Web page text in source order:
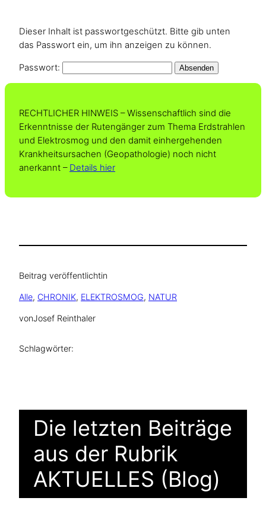
Dieser Inhalt ist passwortgeschützt. Bitte gib unten
das Passwort ein, um ihn anzeigen zu können.
Passwort:
RECHTLICHER HINWEIS – Wissenschaftlich sind die
Erkenntnisse der Rutengänger zum Thema Erdstrahlen
und Elektrosmog und den damit einhergehenden
Krankheitsursachen (Geopathologie) noch nicht
anerkannt – Details hier
Beitrag veröffentlichtin
Alle, CHRONIK, ELEKTROSMOG, NATUR
vonJosef Reinthaler
Schlagwörter:
Die letzten Beiträge
aus der Rubrik
AKTUELLES (Blog)